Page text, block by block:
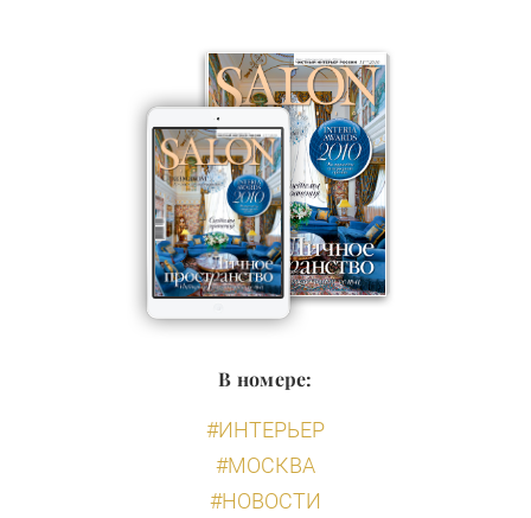
В номере:
#ИНТЕРЬЕР
#МОСКВА
#НОВОСТИ